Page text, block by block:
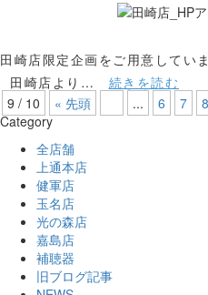
田崎店限定企画をご用意して
田崎店より… 続きを読む
9 / 10
« 先頭 ... 6 7 8
Category
全店舗
上通本店
健軍店
玉名店
光の森店
嘉島店
補聴器
旧ブログ記事